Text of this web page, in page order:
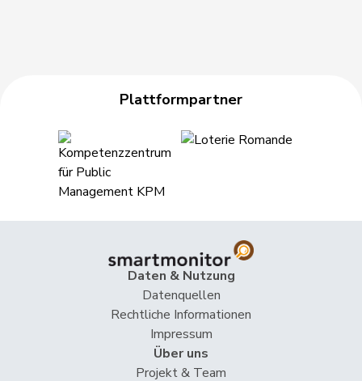
Plattformpartner
Daten & Nutzung
Datenquellen
Rechtliche Informationen
Impressum
Über uns
Projekt & Team